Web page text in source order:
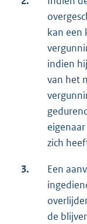
kan een
indien
van het
zich
3.
Een
de